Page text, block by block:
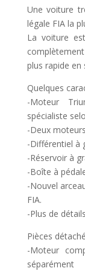
Une voiture
légale FIA la
La voiture
plus rapide en
Quelques
-Moteur
spécialiste
-Deux
-Différentiel à
-Réservoir à
-Boîte à
-Nouvel
FIA.
-Plus de
Pièces
-Moteur
séparément